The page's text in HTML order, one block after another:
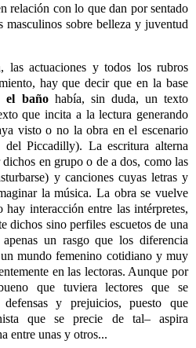
relación con lo que dan por sentado
sobre belleza y juventud
las actuaciones y todos los rubros
hay que decir que en la base
el bañohabía, sin duda, un texto
que incita a la lectura generando
visto o no la obra en el escenario
del Piccadilly). La escritura alterna
en grupo o de a dos, como las
y canciones cuyas letras y
la música. La obra se vuelve
hay interacción entre las intérpretes,
dichos sino perfiles escuetos de una
un rasgo que los diferencia
mundo femenino cotidiano y muy
en las lectoras. Aunque por
que tuviera lectores que se
y prejuicios, puesto que
que se precie de tal–aspira
entre unas y otros...